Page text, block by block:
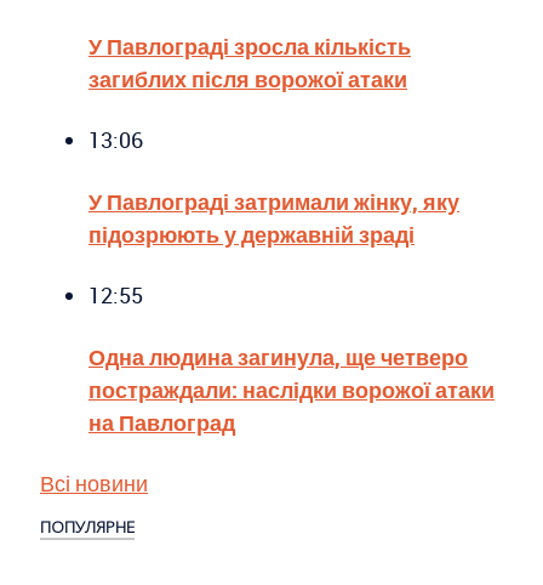
У Павлограді зросла кількість
загиблих після ворожої атаки
13:06
У Павлограді затримали жінку, яку
підозрюють у державній зраді
12:55
Одна людина загинула, ще четверо
постраждали: наслідки ворожої атаки
на Павлоград
Всі новини
ПОПУЛЯРНЕ